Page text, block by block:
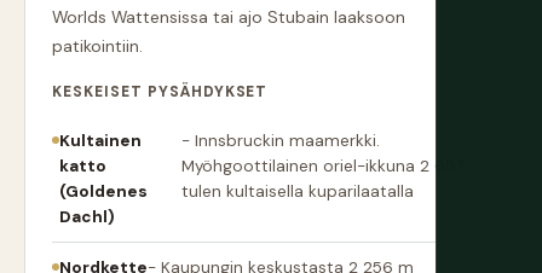
Worlds Wattensissa tai ajo Stubain laaksoon
patikointiin.
KESKEISET PYSÄHDYKSET
Kultainen
katto
(Goldenes
Dachl)
- Innsbruckin maamerkki.
Myöhgoottilainen oriel-ikkuna 2 657
tulen kultaisella kuparilaatalla
Nordkette- Kaupungin keskustasta 2 256 m